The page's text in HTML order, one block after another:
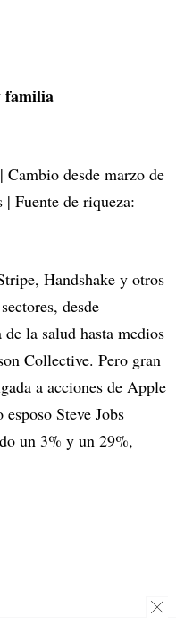
familia
desde marzo de
Fuente de riqueza:
Handshake y otros
desde
la salud hasta medios
Collective. Pero gran
a acciones de Apple
Steve Jobs
un 3% y un 29%,